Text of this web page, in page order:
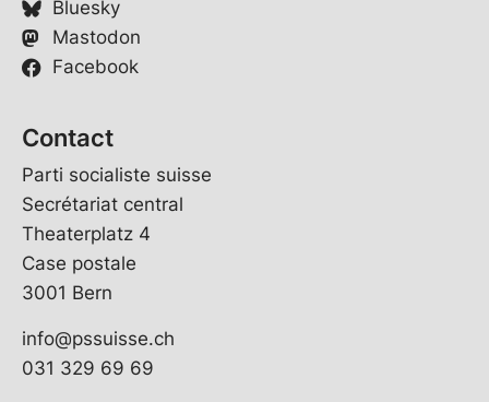
Bluesky
Mastodon
Facebook
Contact
Parti socialiste suisse
Secrétariat central
Theaterplatz 4
Case postale
3001 Bern
info@pssuisse.ch
031 329 69 69